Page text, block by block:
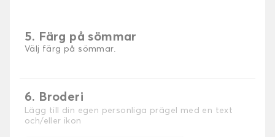
5. Färg på sömmar
Välj färg på sömmar.
6. Broderi
Lägg till din egen personliga prägel med en text
och/eller ikon